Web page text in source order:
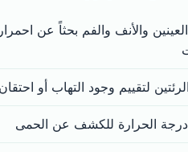
والأنف والفم بحثاً عن
لتقييم وجود التهاب أو احتقان
الحرارة للكشف عن الحمى